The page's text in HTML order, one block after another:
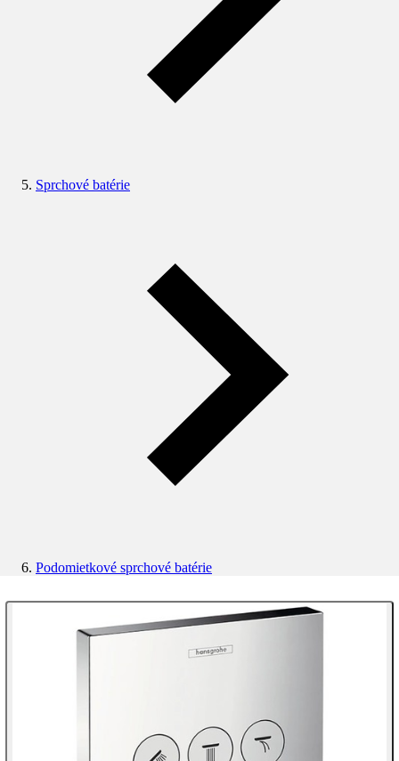
Sprchové batérie
Podomietkové sprchové batérie